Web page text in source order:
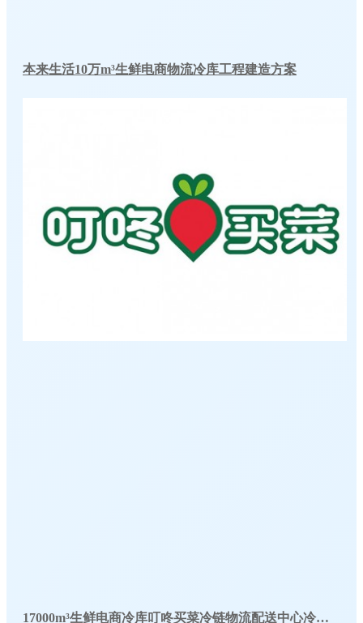
本来生活10万m³生鲜电商物流冷库工程建造方案
17000m³生鲜电商冷库叮咚买菜冷链物流配送中心冷库工程建造方案